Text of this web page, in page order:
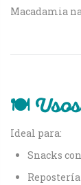
Macadamia
🍽️ Usos
Ideal para:
Snacks